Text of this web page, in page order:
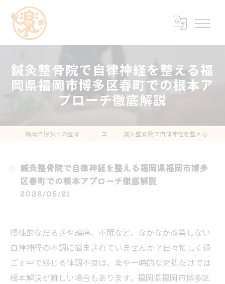
鍼灸整骨院で自律神経を整える福
岡県福岡市博多区春町での根本ア
プローチ徹底解説
コラム 鍼灸整骨院で自律神経を整える福岡県福岡市博多区春町での根本アプローチ徹底解説
鍼灸整骨院で自律神経を整える福岡県福岡市博多
区春町での根本アプローチ徹底解説
2026/05/21
慢性的なだるさや頭痛、不眠など、なかなか改善しない
自律神経の不調に悩まされていませんか？日々忙しく過
ごす中で感じる体調不良は、薬や一時的な対処だけでは
根本解決が難しい場合もあります。福岡県福岡市博多区